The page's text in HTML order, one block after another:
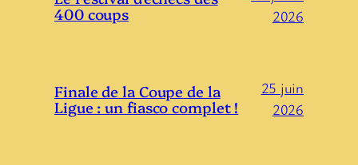
400 coups
2026
Finale de la Coupe de la
Ligue : un fiasco complet !
25 juin
2026